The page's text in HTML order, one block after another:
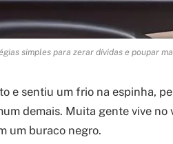
simples para zerar dívidas e poupar
e sentiu um frio na espinha,
demais. Muita gente vive no
um buraco negro.